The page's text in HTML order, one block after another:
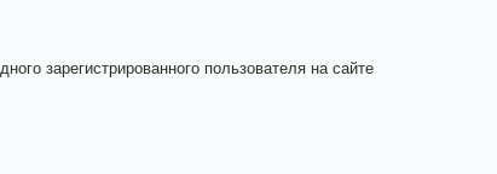
зарегистрированного пользователя на сайте